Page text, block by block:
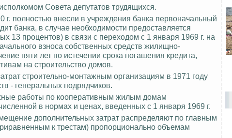
исполкомом Совета депутатов трудящихся.
полностью внесли в учреждения банка первоначальный
банка, в случае необходимости предоставляется
13 процентов) в связи с переходом с 1 января 1969 г. на
взноса собственных средств жилищно-
пяти лет по истечении срока погашения кредита,
на строительство домов.
строительно-монтажным организациям в 1971 году
- генеральных подрядчиков.
работы по кооперативным жилым домам
в нормах и ценах, введенных с 1 января 1969 г.
дополнительных затрат распределяют по главным
к трестам) пропорционально объемам